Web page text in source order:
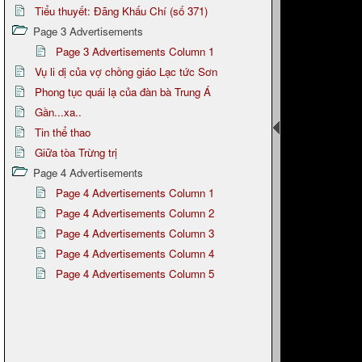
Tiểu thuyết: Đãng Khấu Chí (số 371)
Page 3 Advertisements
Page 3 Advertisements Column 1
Vụ li dị của vợ chồng giáo Lạc tức Sơn
Phong tục quái lạ của đàn bà Trung Á
Gần...xa..
Tin thể thao
Giữa tòa Trừng trị
Page 4 Advertisements
Page 4 Advertisements Column 1
Page 4 Advertisements Column 2
Page 4 Advertisements Column 3
Page 4 Advertisements Column 4
Page 4 Advertisements Column 5